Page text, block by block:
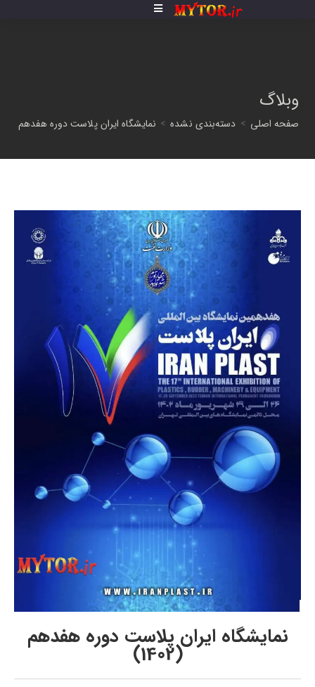
وبلاگ
صفحه اصلی > دسته‌بندی نشده > نمایشگاه ایران پلاست دوره هفدهم (1402)
نمایشگاه ایران پلاست دوره هفدهم
(1402)